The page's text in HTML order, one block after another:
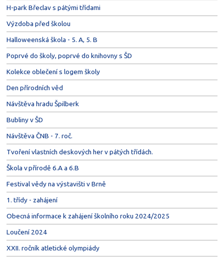
H-park Břeclav s pátými třídami
Výzdoba před školou
Halloweenská škola - 5. A, 5. B
Poprvé do školy, poprvé do knihovny s ŠD
Kolekce oblečení s logem školy
Den přírodních věd
Návštěva hradu Špilberk
Bubliny v ŠD
Návštěva ČNB - 7. roč.
Tvoření vlastních deskových her v pátých třídách.
Škola v přírodě 6.A a 6.B
Festival vědy na výstavišti v Brně
1. třídy - zahájení
Obecná informace k zahájení školního roku 2024/2025
Loučení 2024
XXII. ročník atletické olympiády